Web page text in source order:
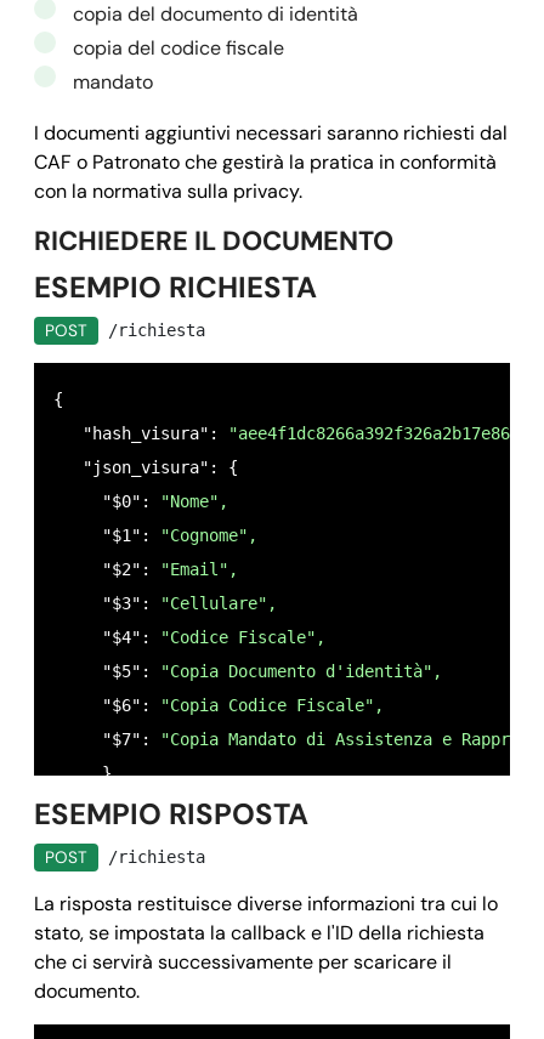
         "null":
false,
         "ordine":
"4",
         "istruzioni":
       },
       "$3": {
      "nome": "
CELLULARE",
        "ordine":
"3",
        "istruzioni":
      },
     "$4": {
      "nome": "
"CODICE FISCALE",
      "tipo": "
"codice_fiscale_persona_fisica",
      "null":
false,
      "ordine":
"2",
      "istruzioni":
    },
    "$5": {
      "nome":
"COPIA DOCUMENTO D`IDENTITÀ FRONTE
      "tipo":
"file",
      "null":
false,
      "ordine":
      "istruzioni":
"Caricare una copia fronte
    "$6": {
      "nome":
"COPIA CODICE FISCALE FRONTE RETRO",
      "tipo":
"file",
      "null":
false,
copia del documento di identità
copia del codice fiscale
mandato
I documenti aggiuntivi necessari saranno richiesti dal
CAF o Patronato che gestirà la pratica in conformità
con la normativa sulla privacy.
RICHIEDERE IL DOCUMENTO
ESEMPIO RICHIESTA
POST /richiesta
{
   "hash_visura":
   "json_visura": {
     "$0":
"Nome",
     "$1":
"Cognome",
     "$2":
"Email",
     "$3":
"Cellulare",
     "$4":
"Codice Fiscale",
     "$5":
"Copia Documento d'identità",
     "$6":
"Copia Codice Fiscale",
     "$7":
"Copia Mandato di Assistenza e
     }
}
ESEMPIO RISPOSTA
POST /richiesta
La risposta restituisce diverse informazioni tra cui lo
stato, se impostata la callback e l'ID della richiesta
che ci servirà successivamente per scaricare il
documento.